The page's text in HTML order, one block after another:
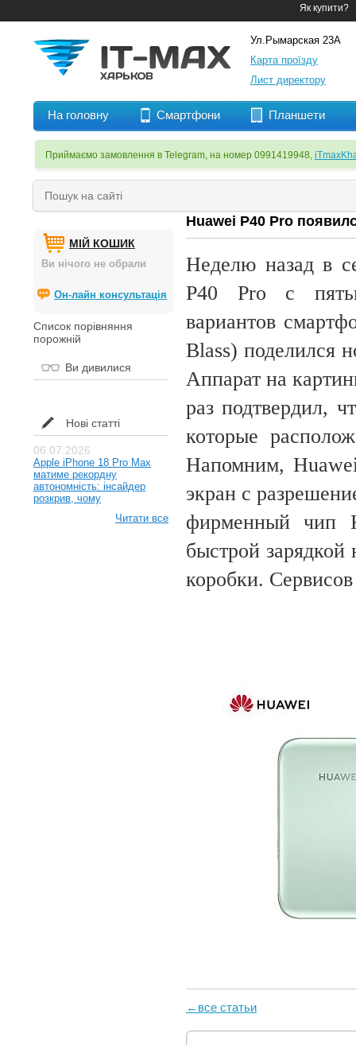
Як купити?
Ул.Рымарская 23А
Карта проїзду
Лист директору
На головну Смартфони Планшети
Приймаємо замовлення в Telegram, на номер 0991419948,
МІЙ КОШИК
Ви нічого не обрали
Он-лайн консультація
Список порівняння
порожній
Ви дивилися
Нові статті
06.07.2026
Apple iPhone 18 Pro Max
матиме рекордну
автономність: інсайдер
розкрив, чому
Читати все
Huawei P40 Pro
Неделю назад в
P40 Pro с
вариантов
Blass) поделился
Аппарат на
раз подтвердил,
которые
Напомним,
экран с
фирменный чип
быстрой
коробки.
←все статьи